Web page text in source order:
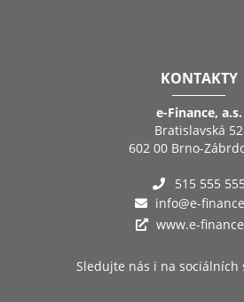
KONTAKTY
e-Finance, a.s.
Bratislavská 52
602 00 Brno-
515 555 555
info@e-
www.e-
Sledujte nás i na sociálních